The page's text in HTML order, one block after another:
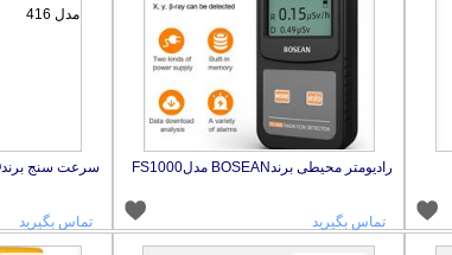
رادیومتر محیطی برندBOSEAN مدلFS1000
تماس بگیرید
سرعت سنج برندTESTO مدل 416
تماس بگیرید